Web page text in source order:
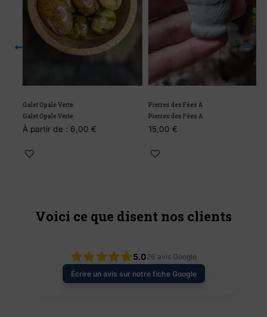
Galet Opale Verte
Galet Opale Verte
À partir de :6,00€
Pierres des Fées A
Pierres des Fées A
15,00€
Voici ce que disent nos clients
5.026 avis Google
Écrire un avis sur notre fiche Google